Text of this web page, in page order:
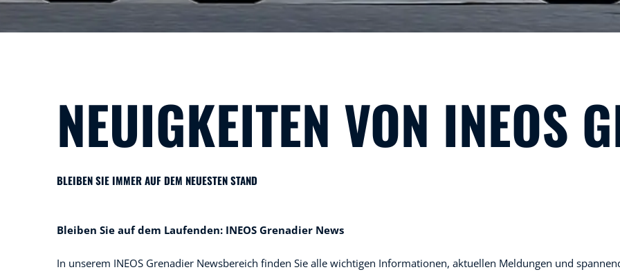
NEUIGKEITEN VON INEOS
BLEIBEN SIE IMMER AUF DEM NEUESTEN STAND
Bleiben Sie auf dem Laufenden: INEOS Grenadier News
In unserem INEOS Grenadier Newsbereich finden Sie alle wichtigen Informationen, aktuellen Meldungen und